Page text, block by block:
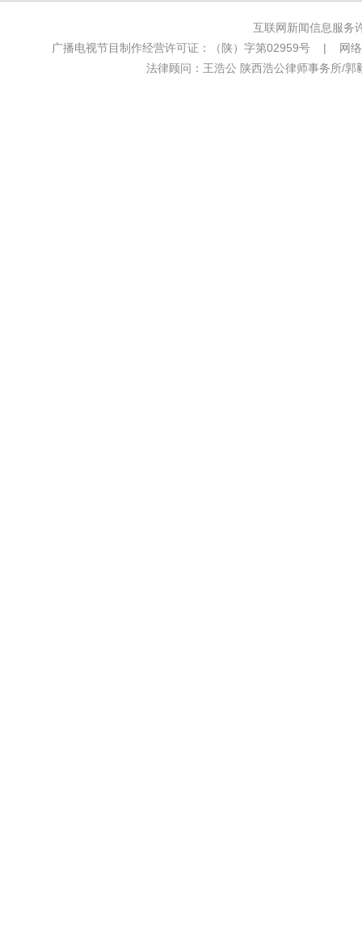
互联网新闻信息服
广播电视节目制作经营许可证：（陕）字第02959号 |
法律顾问：王浩公 陕西浩公律师事务